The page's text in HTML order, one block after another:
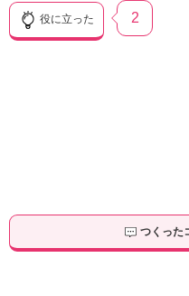
役に立った 2
つくった